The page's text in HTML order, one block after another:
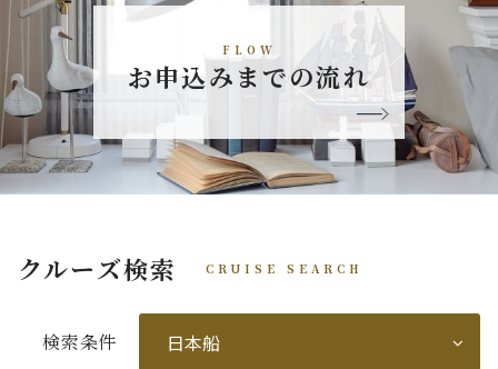
FLOW
お申込みまでの流れ
クルーズ検索 CRUISE SEARCH
検索条件